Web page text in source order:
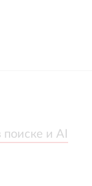
и AI
и AI